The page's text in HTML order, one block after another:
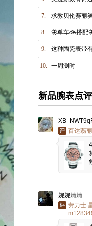
7. 求教贝伦赛丽
8. 🦋单车🚲搭配
9. 这种陶瓷表带
10. 一周测时
新品腕表点评
百达翡
婉婉清清
劳力士